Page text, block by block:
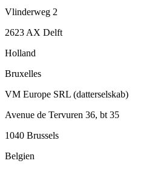
Vlinderweg 2
2623 AX Delft
Holland
Bruxelles
VM Europe SRL (datterselskab)
Avenue de Tervuren 36, bt 35
1040 Brussels
Belgien